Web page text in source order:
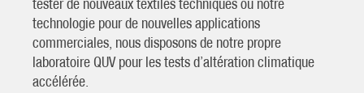
technologie pour de nouvelles applications
commerciales, nous disposons de notre propre
laboratoire QUV pour les tests d’altération climatique
accélérée.